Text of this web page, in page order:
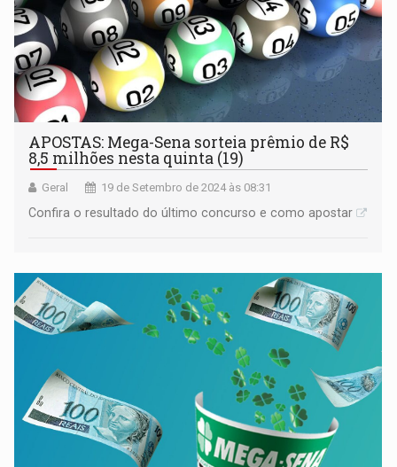
APOSTAS: Mega-Sena sorteia prêmio de R$
8,5 milhões nesta quinta (19)
Geral 19 de Setembro de 2024 às 08:31
Confira o resultado do último concurso e como apostar